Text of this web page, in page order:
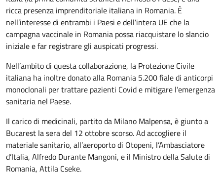
ricca presenza imprenditoriale italiana in Romania. È
nell’interesse di entrambi i Paesi e dell’intera UE che la
campagna vaccinale in Romania possa riacquistare lo slancio
iniziale e far registrare gli auspicati progressi.
Nell’ambito di questa collaborazione, la Protezione Civile
italiana ha inoltre donato alla Romania 5.200 fiale di anticorpi
monoclonali per trattare pazienti Covid e mitigare l’emergenza
sanitaria nel Paese.
Il carico di medicinali, partito da Milano Malpensa, è giunto a
Bucarest la sera del 12 ottobre scorso. Ad accogliere il
materiale sanitario, all’aeroporto di Otopeni, l’Ambasciatore
d’Italia, Alfredo Durante Mangoni, e il Ministro della Salute di
Romania, Attila Cseke.